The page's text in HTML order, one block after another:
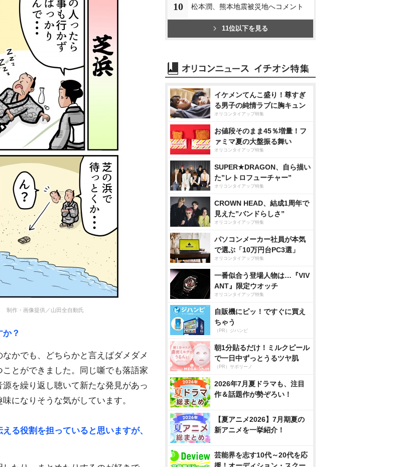
制作・画像提供／山田全自動氏
？
かでも、どちらかと言えばダメダメ
とができました。同じ噺でも落語家
を繰り返し聴いて新たな発見があっ
になりそうな気がしています。
る役割を担っていると思いますが、
10 松本潤、熊本地震被災地へコメント
11位以下を見る
イケメンてんこ盛り！尊すぎ
る男子の純情ラブに胸キュン
オリコンタイアップ特集
お値段そのまま45％増量！フ
ァミマ夏の大盤振る舞い
オリコンタイアップ特集
SUPER★DRAGON、自ら描い
た”レトロフューチャー”
オリコンタイアップ特集
CROWN HEAD、結成1周年で
見えた”バンドらしさ”
オリコンタイアップ特集
パソコンメーカー社員が本気
で選ぶ「10万円台PC3選」
オリコンタイアップ特集
一番似合う登場人物は…『VIV
ANT』限定ウオッチ
オリコンタイアップ特集
自販機にピッ！ですぐに買え
ちゃう
（PR）ジハンピ
朝1分貼るだけ！ミルクピール
で一日中ずっとうるツヤ肌
（PR）サボリーノ
2026年7月夏ドラマも、注目
作＆話題作が勢ぞろい！
【夏アニメ2026】7月期夏の
新アニメを一挙紹介！
芸能界を志す10代～20代を応